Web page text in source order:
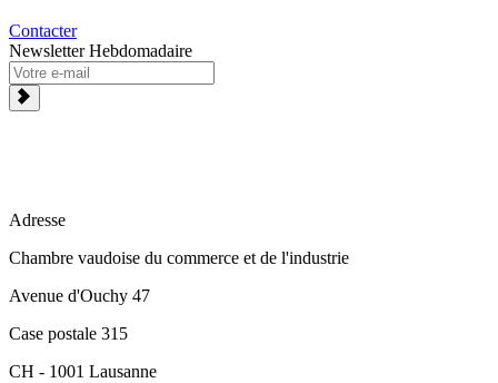
Contacter
Newsletter Hebdomadaire
Adresse
Chambre vaudoise du commerce et de l'industrie
Avenue d'Ouchy 47
Case postale 315
CH - 1001 Lausanne